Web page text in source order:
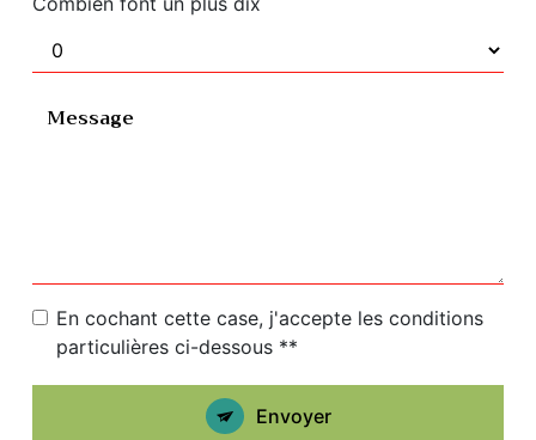
En cochant cette case, j'accepte les conditions
particulières ci-dessous **
Envoyer